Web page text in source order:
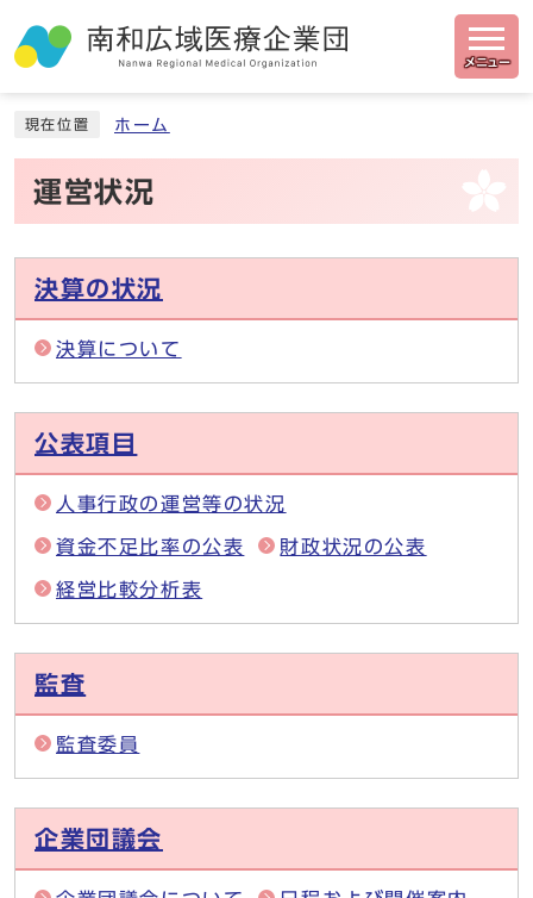
メニュー
現在位置 ホーム
運営状況
決算の状況
決算について
公表項目
人事行政の運営等の状況
資金不足比率の公表 財政状況の公表
経営比較分析表
監査
監査委員
企業団議会